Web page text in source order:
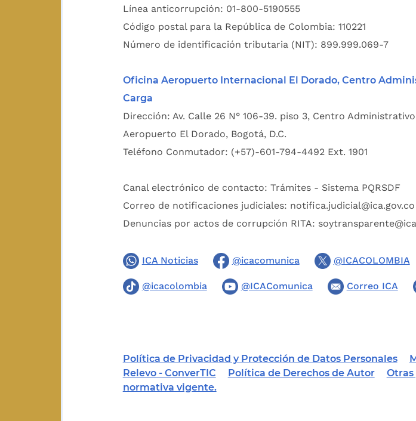
Línea anticorrupción: 01-800-5190555
Código postal para la República de Colombia: 110221
Número de identificación tributaria (NIT): 899.999.069-7
Oficina Aeropuerto Internacional El Dorado, Centro
Carga
Dirección: Av. Calle 26 N° 106-39. piso 3, Centro
Aeropuerto El Dorado, Bogotá, D.C.
Teléfono Conmutador: (+57)-601-794-4492 Ext. 1901
Canal electrónico de contacto: Trámites - Sistema PQRSDF
Correo de notificaciones judiciales: notifica.judicial@ica.gov.co
Denuncias por actos de corrupción RITA:
ICA Noticias @icacomunica @ICACOLOMBIA
@icacolombia @ICAComunica Correo ICA
Política de Privacidad y Protección de Datos Personales
Relevo - ConverTIC
Política de Derechos de Autor
normativa vigente.